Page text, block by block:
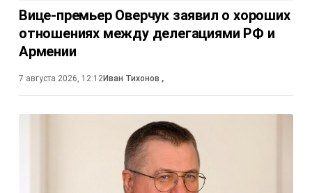
Вице-премьер Оверчук заявил о хороших
отношениях между делегациями РФ и
Армении
7 августа 2026, 12:12Иван Тихонов ,